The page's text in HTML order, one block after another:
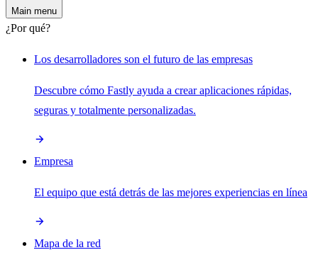
Main menu
¿Por qué?
Los desarrolladores son el futuro de las empresas
Descubre cómo Fastly ayuda a crear aplicaciones rápidas,
seguras y totalmente personalizadas.
Empresa
El equipo que está detrás de las mejores experiencias en línea
Mapa de la red